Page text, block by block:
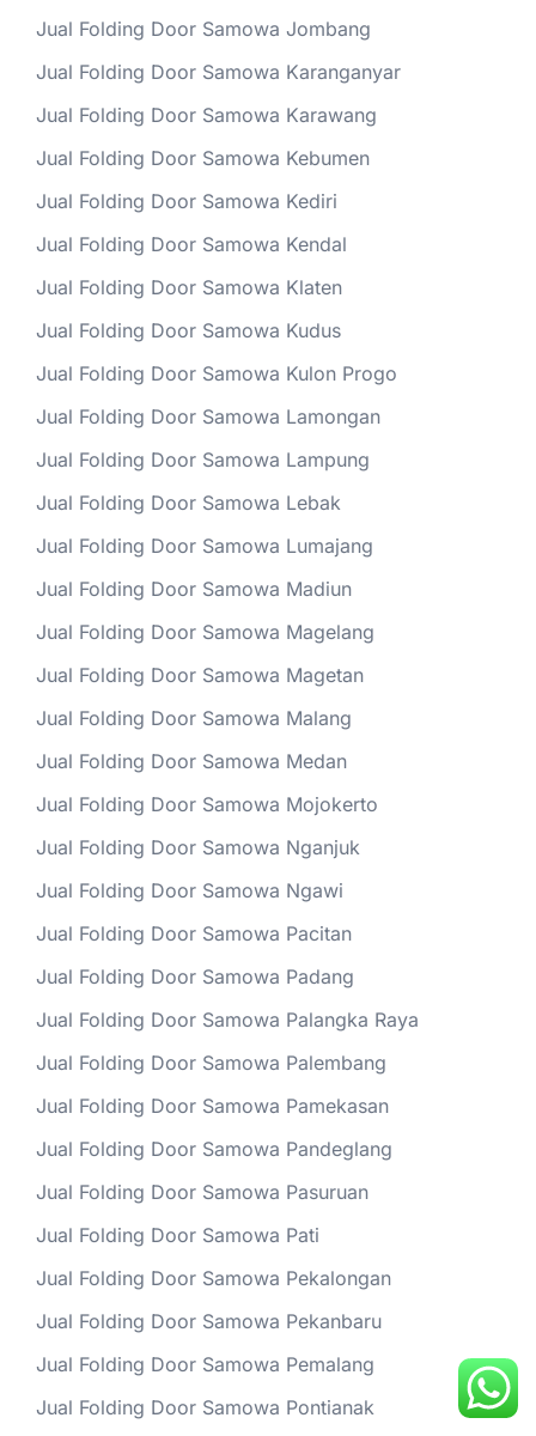
Jual Folding Door Samowa Jombang
Jual Folding Door Samowa Karanganyar
Jual Folding Door Samowa Karawang
Jual Folding Door Samowa Kebumen
Jual Folding Door Samowa Kediri
Jual Folding Door Samowa Kendal
Jual Folding Door Samowa Klaten
Jual Folding Door Samowa Kudus
Jual Folding Door Samowa Kulon Progo
Jual Folding Door Samowa Lamongan
Jual Folding Door Samowa Lampung
Jual Folding Door Samowa Lebak
Jual Folding Door Samowa Lumajang
Jual Folding Door Samowa Madiun
Jual Folding Door Samowa Magelang
Jual Folding Door Samowa Magetan
Jual Folding Door Samowa Malang
Jual Folding Door Samowa Medan
Jual Folding Door Samowa Mojokerto
Jual Folding Door Samowa Nganjuk
Jual Folding Door Samowa Ngawi
Jual Folding Door Samowa Pacitan
Jual Folding Door Samowa Padang
Jual Folding Door Samowa Palangka Raya
Jual Folding Door Samowa Palembang
Jual Folding Door Samowa Pamekasan
Jual Folding Door Samowa Pandeglang
Jual Folding Door Samowa Pasuruan
Jual Folding Door Samowa Pati
Jual Folding Door Samowa Pekalongan
Jual Folding Door Samowa Pekanbaru
Jual Folding Door Samowa Pemalang
Jual Folding Door Samowa Pontianak